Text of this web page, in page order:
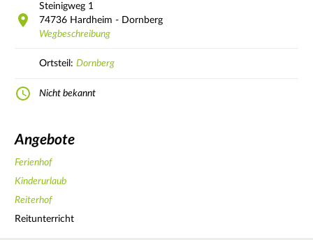
Steinigweg 1
74736 Hardheim - Dornberg
Wegbeschreibung
Ortsteil: Dornberg
Nicht bekannt
Angebote
Ferienhof
Kinderurlaub
Reiterhof
Reitunterricht